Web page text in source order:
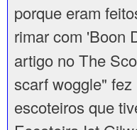
porque eram
rimar com 'Boon
artigo no The
scarf woggle"
escoteiros que